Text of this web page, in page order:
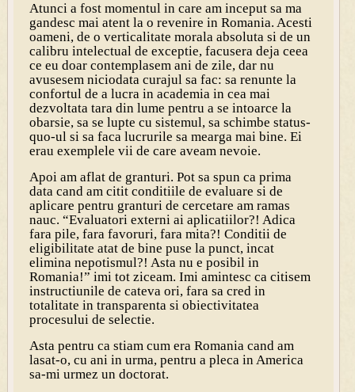
Atunci a fost momentul in care am inceput sa ma
gandesc mai atent la o revenire in Romania. Acesti
oameni, de o verticalitate morala absoluta si de un
calibru intelectual de exceptie, facusera deja ceea
ce eu doar contemplasem ani de zile, dar nu
avusesem niciodata curajul sa fac: sa renunte la
confortul de a lucra in academia in cea mai
dezvoltata tara din lume pentru a se intoarce la
obarsie, sa se lupte cu sistemul, sa schimbe status-
quo-ul si sa faca lucrurile sa mearga mai bine. Ei
erau exemplele vii de care aveam nevoie.
Apoi am aflat de granturi. Pot sa spun ca prima
data cand am citit conditiile de evaluare si de
aplicare pentru granturi de cercetare am ramas
nauc. “Evaluatori externi ai aplicatiilor?! Adica
fara pile, fara favoruri, fara mita?! Conditii de
eligibilitate atat de bine puse la punct, incat
elimina nepotismul?! Asta nu e posibil in
Romania!” imi tot ziceam. Imi amintesc ca citisem
instructiunile de cateva ori, fara sa cred in
totalitate in transparenta si obiectivitatea
procesului de selectie.
Asta pentru ca stiam cum era Romania cand am
lasat-o, cu ani in urma, pentru a pleca in America
sa-mi urmez un doctorat.